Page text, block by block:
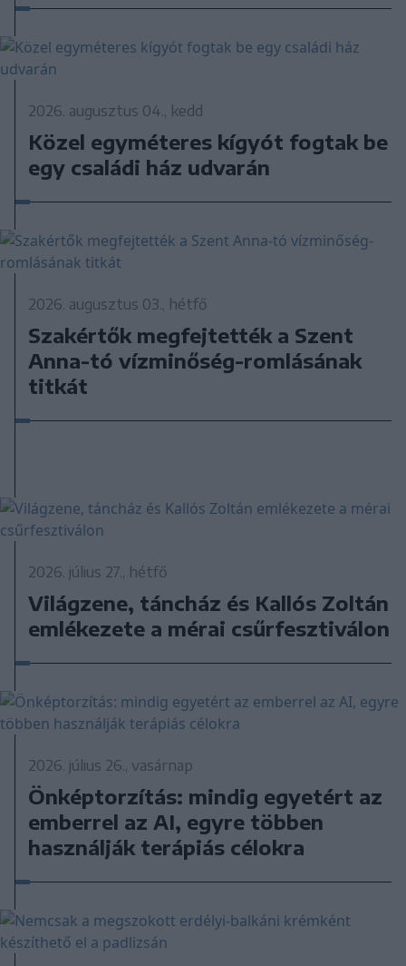
2026. augusztus 04., kedd
Közel egyméteres kígyót fogtak be
egy családi ház udvarán
2026. augusztus 03., hétfő
Szakértők megfejtették a Szent
Anna-tó vízminőség-romlásának
titkát
2026. július 27., hétfő
Világzene, táncház és Kallós Zoltán
emlékezete a mérai csűrfesztiválon
2026. július 26., vasárnap
Önképtorzítás: mindig egyetért az
emberrel az AI, egyre többen
használják terápiás célokra